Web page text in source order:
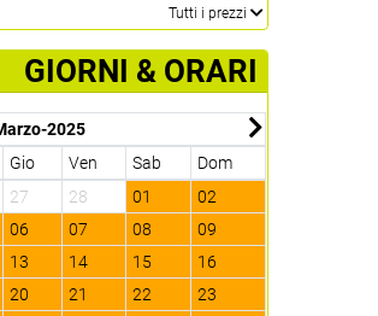
­Tutti i prezzi
GIORNI & ORARI
2025
Gio Ven Sab
Dom
27 28 01
02
06 07 08
09
13 14 15
16
20 21 22
23